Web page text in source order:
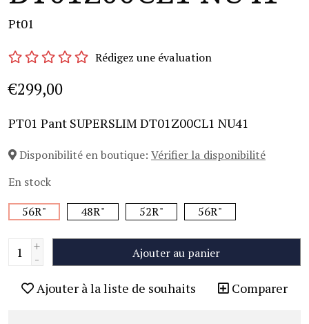
Pt01
Rédigez une évaluation
€299,00
PT01 Pant SUPERSLIM DT01Z00CL1 NU41
Disponibilité en boutique: Vérifier la disponibilité
En stock
56R"
48R" 52R" 56R"
+
- Ajouter au panier
Ajouter à la liste de souhaits Comparer